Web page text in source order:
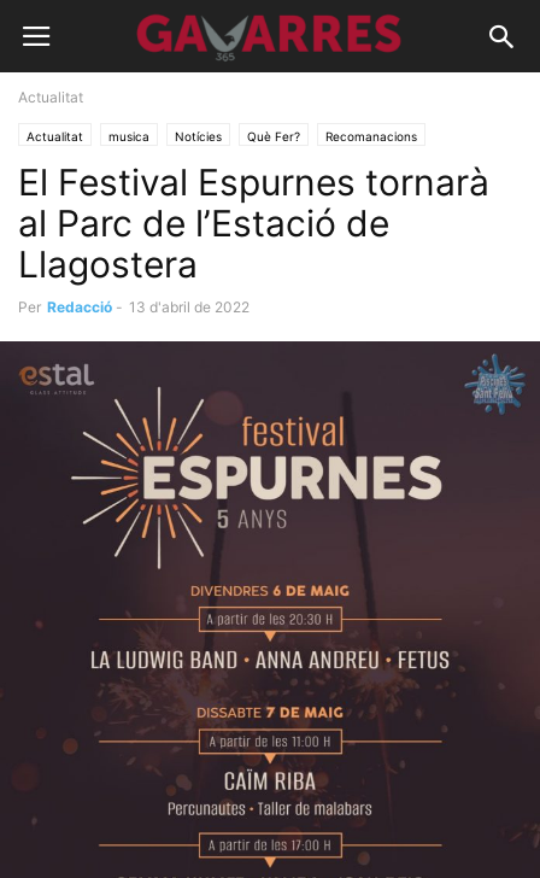
Actualitat
Actualitat musica Notícies Què Fer? Recomanacions
El Festival Espurnes tornarà
al Parc de l’Estació de
Llagostera
Per Redacció - 13 d'abril de 2022